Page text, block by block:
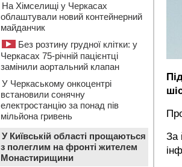
За
На Хімселищі у Черкасах
облаштували новий контейнерний
майданчик
Без розтину грудної клітки: у
Черкасах 75-річній пацієнтці
замінили аортальний клапан
У Черкаському онкоцентрі
встановили сонячну
електростанцію за понад пів
мільйона гривень
У Київській області прощаються
з полеглим на фронті жителем
Монастирищини